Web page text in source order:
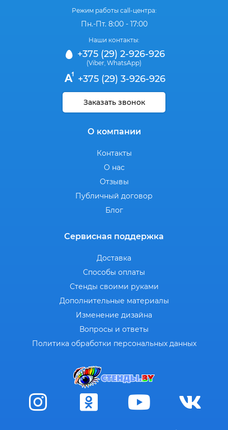
Режим работы call-центра:
Пн.-Пт. 8:00 - 17:00
Наши контакты:
+375 (29) 2-926-926
(Viber WhatsApp)
+375 (29) 3-926-926
Заказать звонок
О компании
Контакты
О нас
Отзывы
Публичный договор
Блог
Сервисная поддержка
Доставка
Способы оплаты
Стенды своими руками
Дополнительные материалы
Изменение дизайна
Вопросы и ответы
Политика обработки персональных данных